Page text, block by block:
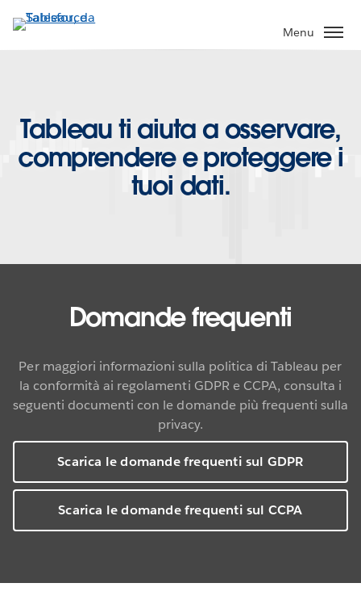
Passa
Menu
Tableau ti aiuta a osservare,
comprendere e proteggere i
tuoi dati.
Domande frequenti
Per maggiori informazioni sulla politica di Tableau per
la conformità ai regolamenti GDPR e CCPA, consulta i
seguenti documenti con le domande più frequenti sulla
privacy.
Scarica le domande frequenti sul GDPR
Scarica le domande frequenti sul CCPA